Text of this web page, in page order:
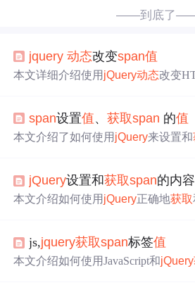
——到底了
jquery 动态改变span值
本文详细介绍使用 jQuery动态改变
span设置值、获取span 的值
本文介绍了如何使用 jQuery来设置和
jQuery设置和获取span的内
本文介绍如何使用 jQuery正确地获取
作。
js,jquery获取span标签值
本文介绍如何使用JavaScript和jQuery